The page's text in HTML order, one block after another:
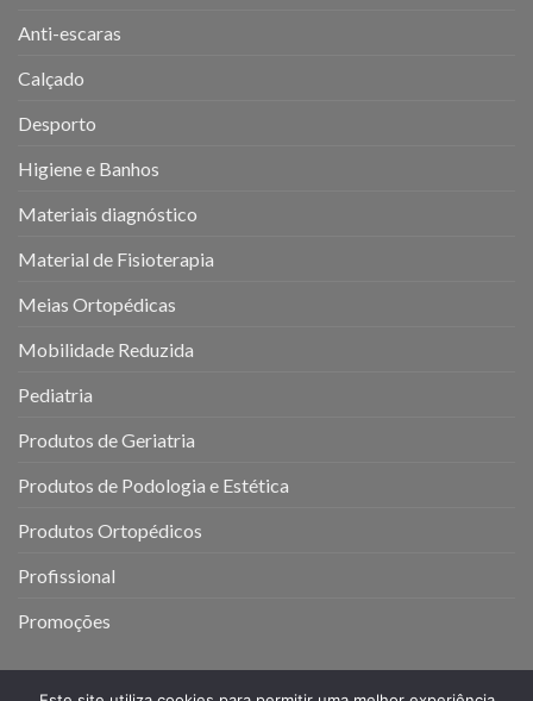
Anti-escaras
Calçado
Desporto
Higiene e Banhos
Materiais diagnóstico
Material de Fisioterapia
Meias Ortopédicas
Mobilidade Reduzida
Pediatria
Produtos de Geriatria
Produtos de Podologia e Estética
Produtos Ortopédicos
Profissional
Promoções